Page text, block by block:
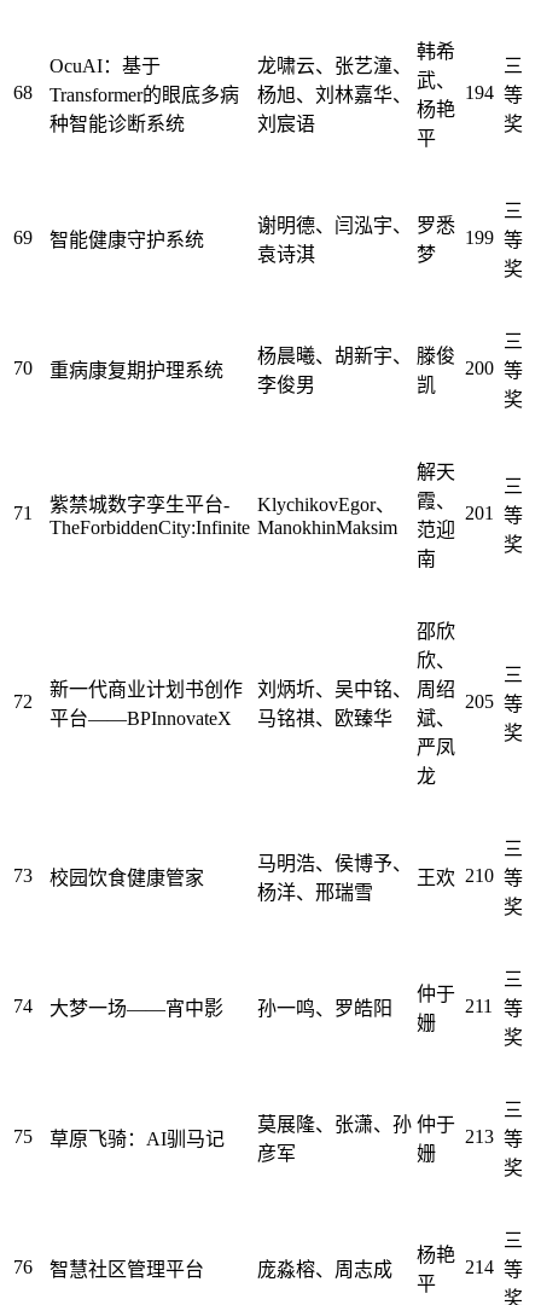
68
OcuAI：基于
Transformer的眼底多病
种智能诊断系统
龙啸云、张艺潼、
杨旭、刘林嘉华、
刘宸语
韩希
武、
杨艳
平
194
三
等
奖
69 智能健康守护系统
谢明德、闫泓宇、
袁诗淇
罗悉
梦
199
三
等
奖
70 重病康复期护理系统
杨晨曦、胡新宇、
李俊男
滕俊
凯
200
三
等
奖
71
紫禁城数字孪生平台-
TheForbiddenCity:Infinite
KlychikovEgor、
ManokhinMaksim
解天
霞、
范迎
南
201
三
等
奖
72
新一代商业计划书创作
平台——BPInnovateX
刘炳圻、吴中铭、
马铭祺、欧臻华
邵欣
欣、
周绍
斌、
严凤
龙
205
三
等
奖
73 校园饮食健康管家
马明浩、侯博予、
杨洋、邢瑞雪
王欢 210
三
等
奖
74 大梦一场——宵中影 孙一鸣、罗皓阳
仲于
姗
211
三
等
奖
75 草原飞骑：AI驯马记
莫展隆、张潇、孙
彦军
仲于
姗
213
三
等
奖
76 智慧社区管理平台 庞淼榕、周志成
杨艳
平
214
三
等
奖